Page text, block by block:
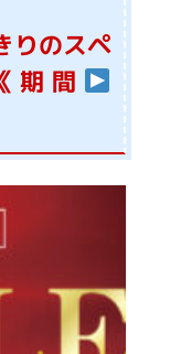
りのスペ
期間